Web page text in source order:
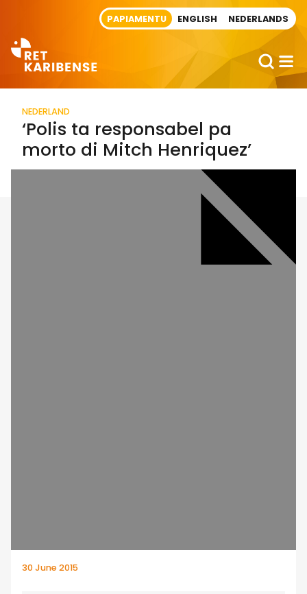
PAPIAMENTU ENGLISH NEDERLANDS
NEDERLAND
‘Polis ta responsabel pa
morto di Mitch Henriquez’
30 June 2015